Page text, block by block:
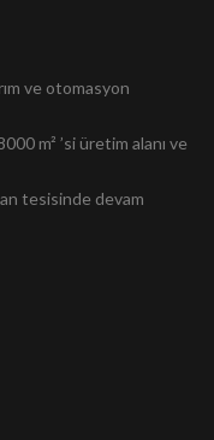
ve otomasyon
m² ’si üretim alanı ve
tesisinde devam